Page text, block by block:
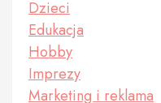
Dzieci
Edukacja
Hobby
Imprezy
Marketing i reklama